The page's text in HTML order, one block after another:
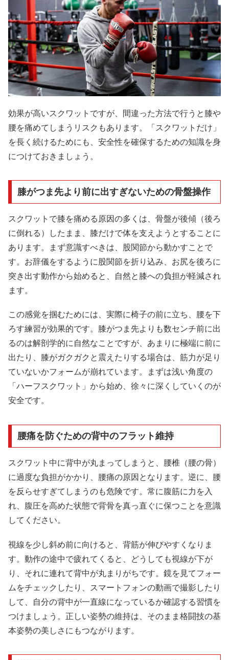
効果が高いスクワットですが、間違った方法で行うと膝や
腰を痛めてしまうリスクもあります。「スクワットだけ」
を長く続けるためにも、安全性を確保するための知識を身
につけておきましょう。
膝がつま先より前に出すぎないための骨盤操作
スクワットで膝を痛める原因の多くは、骨盤が後傾（後ろ
に倒れる）したまま、膝だけで体を支えようとすることに
あります。まず意識すべきは、股関節から動かすことで
す。お辞儀をするように股関節を折り込み、お尻を後ろに
突き出す動作から始めると、自然と膝への負担が軽減され
ます。
この感覚を掴むためには、実際に椅子の前に立ち、腰を下
ろす練習が効果的です。膝がつま先よりも数センチ前に出
るのは解剖学的に自然なことですが、あまりに極端に前に
出たり、膝がガクガクと震えたりする場合は、筋力が足り
ていないかフォームが崩れています。まずは浅い角度の
「ハーフスクワット」から始め、徐々に深くしていくのが
安全です。
腰痛を防ぐための背中のフラット維持
スクワット中に背中が丸まってしまうと、腰椎（腰の骨）
に過度な負担がかかり、腰痛の原因となります。逆に、腰
を反らせすぎてしまうのも危険です。常に腹筋に力を入
れ、腹圧を高めた状態で背骨を真っ直ぐに保つことを意識
してください。
視線を少し斜め前に向けると、背筋が伸びやすくなりま
す。動作の途中で疲れてくると、どうしても視線が下が
り、それに連れて背中が丸まりがちです。鏡を見てフォー
ムをチェックしたり、スマートフォンの動画で撮影したり
して、自分の背中が一直線になっているか確認する習慣を
つけましょう。正しい姿勢の維持は、そのまま格闘技の基
本姿勢の美しさにもつながります。